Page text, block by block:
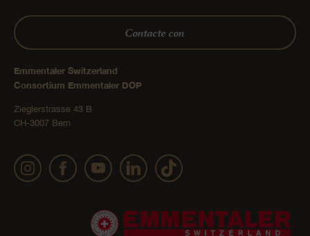
Contacte con
Emmentaler Switzerland
Consortium Emmentaler DOP
Zieglerstrasse 43 B
CH-3007 Bern